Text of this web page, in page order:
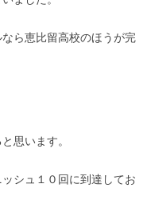
ら恵比留高校のほうが完
思います。
シュ１０回に到達してお